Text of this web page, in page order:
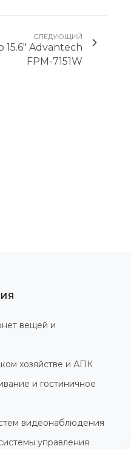
СЛЕДУЮЩИЙ
15.6" Advantech
FPM-7151W
вещей и
хозяйстве и АПК
и гостиничное
видеонаблюдения
управления